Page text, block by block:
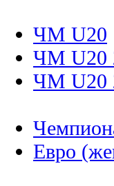
ЧМ U20
ЧМ U20
ЧМ U20
Евро